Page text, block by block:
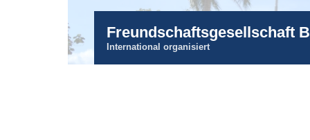
Freundschaftsgesellschaft
International organisiert